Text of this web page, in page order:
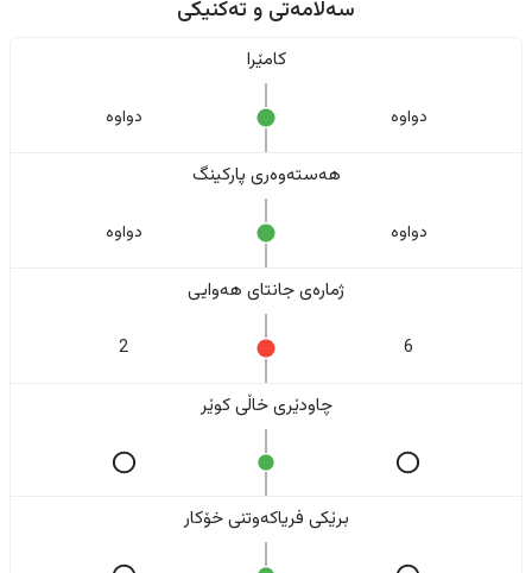
سەلامەتی و تەکنیکی
کامێرا
دواوە دواوە
هەستەوەری پارکینگ
دواوە دواوە
ژمارەی جانتای هەوایی
6
2
چاودێری خاڵی کوێر
برێکی فریاکەوتنی خۆکار